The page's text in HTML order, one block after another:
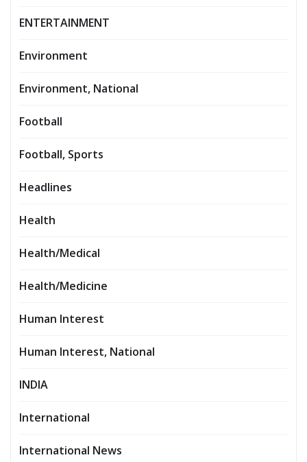
ENTERTAINMENT
Environment
Environment, National
Football
Football, Sports
Headlines
Health
Health/Medical
Health/Medicine
Human Interest
Human Interest, National
INDIA
International
International News